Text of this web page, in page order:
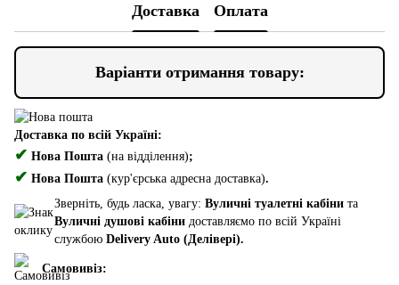
Доставка Оплата
Варіанти отримання товару:
Доставка по всій Україні:
✔ Нова Пошта (на відділення);
✔ Нова Пошта (кур'єрська адресна доставка).
Зверніть, будь ласка, увагу: Вуличні туалетні кабіни та
Вуличні душові кабіни доставляємо по всій Україні
службою Delivery Auto (Делівері).
Самовивіз: